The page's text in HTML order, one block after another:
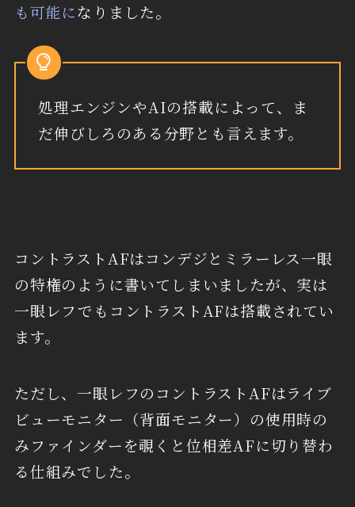
も可能になりました。
処理エンジンやAIの搭載によって、ま
だ伸びしろのある分野とも言えます。
コントラストAFはコンデジとミラーレス一眼
の特権のように書いてしまいましたが、実は
一眼レフでもコントラストAFは搭載されてい
ます。
ただし、一眼レフのコントラストAFはライブ
ビューモニター（背面モニター）の使用時の
みファインダーを覗くと位相差AFに切り替わ
る仕組みでした。